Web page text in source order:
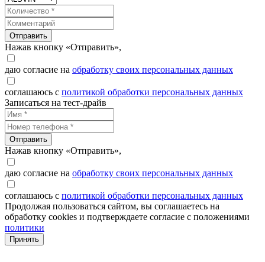
Отправить
Нажав кнопку «Отправить»,
даю согласие на обработку своих персональных данных
соглашаюсь с политикой обработки персональных данных
Записаться на тест-драйв
Отправить
Нажав кнопку «Отправить»,
даю согласие на обработку своих персональных данных
соглашаюсь с политикой обработки персональных данных
Продолжая пользоваться сайтом, вы соглашаетесь на
обработку cookies и подтверждаете согласие с положениями
политики
Принять